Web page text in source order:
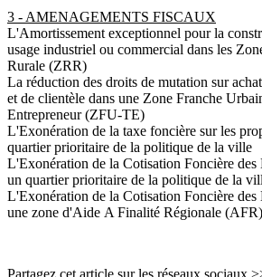
3 - AMENAGEMENTS FISCAUX
L'Amortissement exceptionnel pour la
usage industriel ou commercial dans les
Rurale (ZRR)
La réduction des droits de mutation sur
et de clientèle dans une Zone Franche
Entrepreneur (ZFU-TE)
L'Exonération de la taxe foncière sur les
quartier prioritaire de la politique de la ville
L'Exonération de la Cotisation Foncière des
un quartier prioritaire de la politique de la
L'Exonération de la Cotisation Foncière des
une zone d'Aide A Finalité Régionale (AFR)